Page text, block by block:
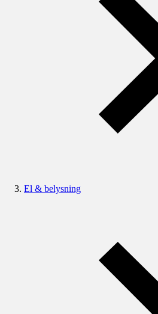
El & belysning